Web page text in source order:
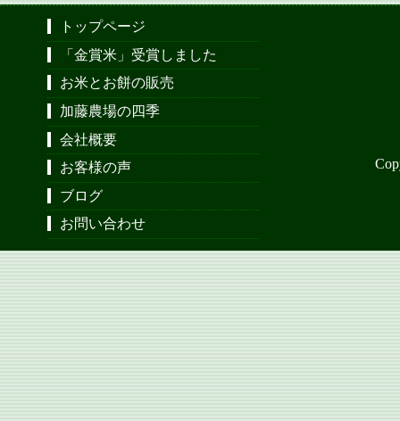
トップページ
「金賞米」受賞しました
お米とお餅の販売
加藤農場の四季
会社概要
お客様の声
ブログ
お問い合わせ